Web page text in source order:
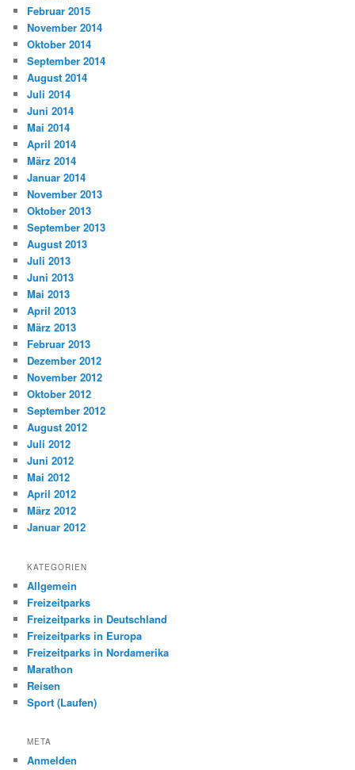
Februar 2015
November 2014
Oktober 2014
September 2014
August 2014
Juli 2014
Juni 2014
Mai 2014
April 2014
März 2014
Januar 2014
November 2013
Oktober 2013
September 2013
August 2013
Juli 2013
Juni 2013
Mai 2013
April 2013
März 2013
Februar 2013
Dezember 2012
November 2012
Oktober 2012
September 2012
August 2012
Juli 2012
Juni 2012
Mai 2012
April 2012
März 2012
Januar 2012
KATEGORIEN
Allgemein
Freizeitparks
Freizeitparks in Deutschland
Freizeitparks in Europa
Freizeitparks in Nordamerika
Marathon
Reisen
Sport (Laufen)
META
Anmelden